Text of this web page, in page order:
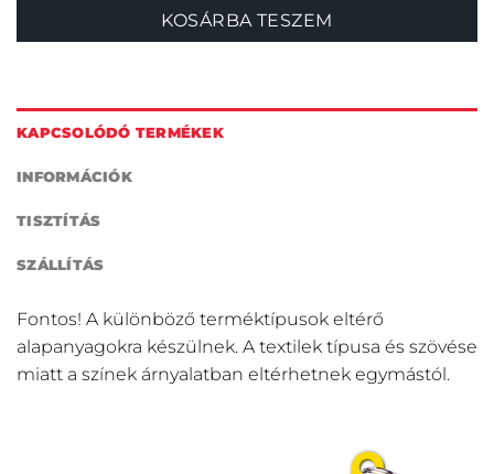
KOSÁRBA TESZEM
KAPCSOLÓDÓ TERMÉKEK
INFORMÁCIÓK
TISZTÍTÁS
SZÁLLÍTÁS
Fontos! A különböző terméktípusok eltérő
alapanyagokra készülnek. A textilek típusa és szövése
miatt a színek árnyalatban eltérhetnek egymástól.